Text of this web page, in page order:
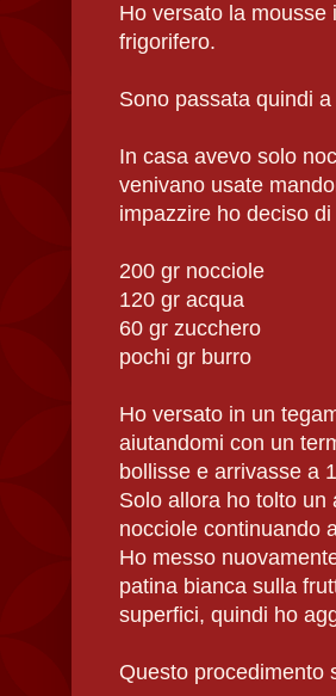
Ho versato la mousse
frigorifero.
Sono passata quindi
In casa avevo solo
venivano usate
impazzire ho deciso
200 gr nocciole
120 gr acqua
60 gr zucchero
pochi gr burro
Ho versato in un
aiutandomi con un
bollisse e arrivasse a
Solo allora ho tolto
nocciole continuando
Ho messo
patina bianca sulla
superfici, quindi ho
Questo procedimento